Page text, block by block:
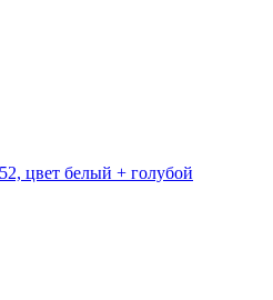
цвет белый + голубой